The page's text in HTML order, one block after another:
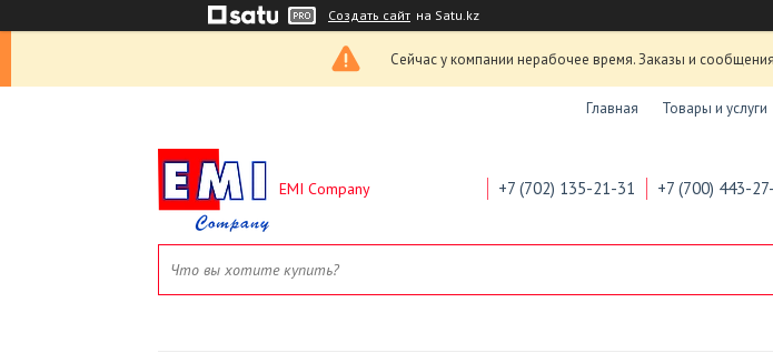
Создать сайт на Satu.kz
Сейчас у компании нерабочее время. Заказы и
Главная Товары и услуги
EMI Company +7 (702) 135-21-31 +7 (700) 443-